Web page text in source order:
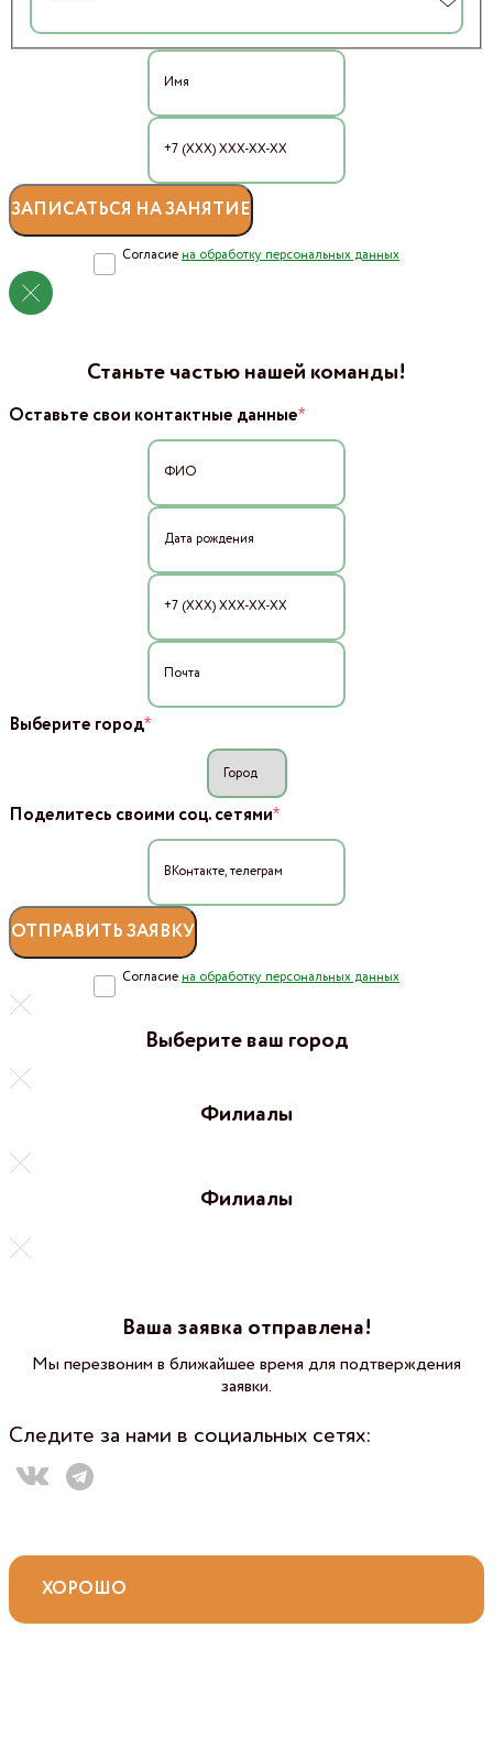
Согласие на обработку персональных данных
Станьте частью нашей команды!
Оставьте свои контактные данные*
Выберите город*
Поделитесь своими соц. сетями*
Согласие на обработку персональных данных
Выберите ваш город
Филиалы
Филиалы
Ваша заявка отправлена!
Мы перезвоним в ближайшее время для подтверждения
заявки.
Следите за нами в социальных сетях:
ХОРОШО